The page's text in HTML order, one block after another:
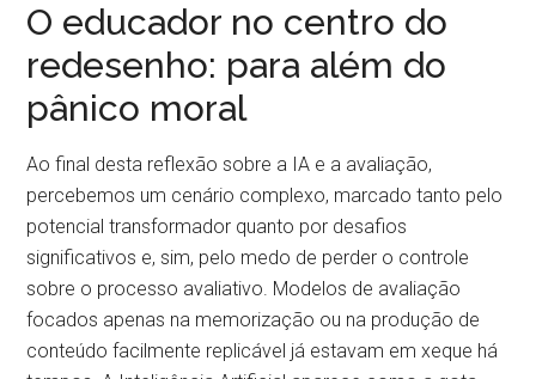
O educador no centro do
redesenho: para além do
pânico moral
Ao final desta reflexão sobre a IA e a avaliação,
percebemos um cenário complexo, marcado tanto pelo
potencial transformador quanto por desafios
significativos e, sim, pelo medo de perder o controle
sobre o processo avaliativo. Modelos de avaliação
focados apenas na memorização ou na produção de
conteúdo facilmente replicável já estavam em xeque há